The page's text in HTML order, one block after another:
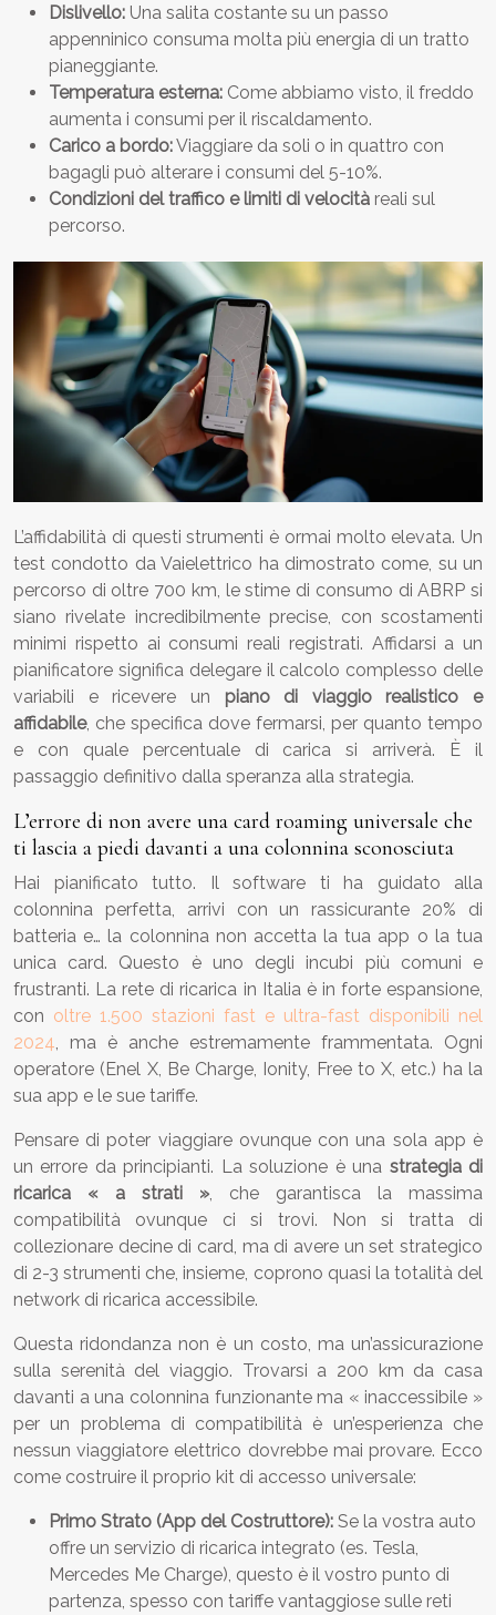
Dislivello: Una salita costante su un passo
appenninico consuma molta più energia di un tratto
pianeggiante.
Temperatura esterna: Come abbiamo visto, il freddo
aumenta i consumi per il riscaldamento.
Carico a bordo:Viaggiare da soli o in quattro con
bagagli può alterare i consumi del 5-10%.
Condizioni del traffico e limiti di velocità reali sul
percorso.
L’affidabilità di questi strumenti è ormai molto elevata. Un
test condotto da Vaielettrico ha dimostrato come, su un
percorso di oltre 700 km, le stime di consumo di ABRP si
siano rivelate incredibilmente precise, con scostamenti
minimi rispetto ai consumi reali registrati. Affidarsi a un
pianificatore significa delegare il calcolo complesso delle
variabili e ricevere un piano di viaggio realistico e
affidabile, che specifica dove fermarsi, per quanto tempo
e con quale percentuale di carica si arriverà. È il
passaggio definitivo dalla speranza alla strategia.
L’errore di non avere una card roaming universale che
ti lascia a piedi davanti a una colonnina sconosciuta
Hai pianificato tutto. Il software ti ha guidato alla
colonnina perfetta, arrivi con un rassicurante 20% di
batteria e… la colonnina non accetta la tua app o la tua
unica card. Questo è uno degli incubi più comuni e
frustranti. La rete di ricarica in Italia è in forte espansione,
con oltre 1.500 stazioni fast e ultra-fast disponibili nel
2024 , ma è anche estremamente frammentata. Ogni
operatore (Enel X, Be Charge, Ionity, Free to X, etc.) ha la
sua app e le sue tariffe.
Pensare di poter viaggiare ovunque con una sola app è
un errore da principianti. La soluzione è una strategia di
ricarica « a strati » , che garantisca la massima
compatibilità ovunque ci si trovi. Non si tratta di
collezionare decine di card, ma di avere un set strategico
di 2-3 strumenti che, insieme, coprono quasi la totalità del
network di ricarica accessibile.
Questa ridondanza non è un costo, ma un’assicurazione
sulla serenità del viaggio. Trovarsi a 200 km da casa
davanti a una colonnina funzionante ma « inaccessibile »
per un problema di compatibilità è un’esperienza che
nessun viaggiatore elettrico dovrebbe mai provare. Ecco
come costruire il proprio kit di accesso universale:
Primo Strato (App del Costruttore): Se la vostra auto
offre un servizio di ricarica integrato (es. Tesla,
Mercedes Me Charge), questo è il vostro punto di
partenza, spesso con tariffe vantaggiose sulle reti